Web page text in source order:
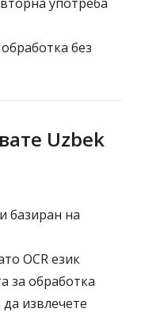
без
Uzbek
базиран на
OCR език
за обработка
извлечете